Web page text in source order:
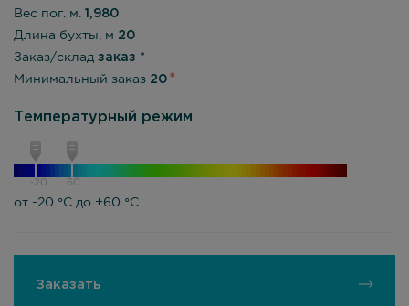
Вес пог. м. 1,980
Длина бухты, м 20
Заказ/склад заказ *
Минимальный заказ 20
Температурный режим
-20 60
от -20 °С до +60 °С.
Заказать